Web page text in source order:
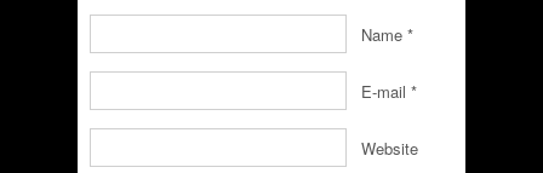
Name *
E-mail *
Website